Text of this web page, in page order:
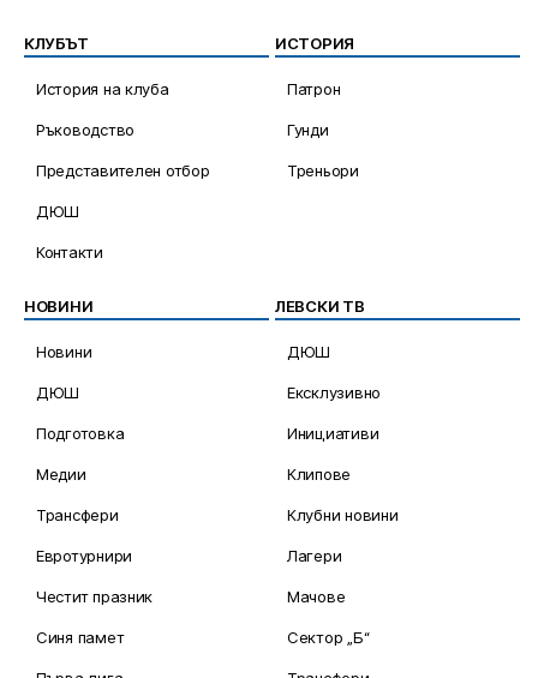
КЛУБЪТ
История на клуба
Ръководство
Представителен отбор
ДЮШ
Контакти
ИСТОРИЯ
Патрон
Гунди
Треньори
НОВИНИ
Новини
ДЮШ
Подготовка
Медии
Трансфери
Евротурнири
Честит празник
Синя памет
ЛЕВСКИ ТВ
ДЮШ
Ексклузивно
Инициативи
Клипове
Клубни новини
Лагери
Мачове
Сектор „Б“